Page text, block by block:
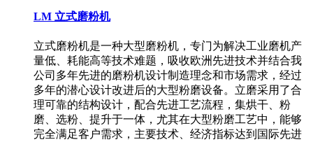
LM 立式磨粉机
立式磨粉机是一种大型磨粉机，专门为解决工业磨机产
量低、耗能高等技术难题，吸收欧洲先进技术并结合我
公司多年先进的磨粉机设计制造理念和市场需求，经过
多年的潜心设计改进后的大型粉磨设备。立磨采用了合
理可靠的结构设计，配合先进工艺流程，集烘干、粉
磨、选粉、提升于一体，尤其在大型粉磨工艺中，能够
完全满足客户需求，主要技术、经济指标达到国际先进